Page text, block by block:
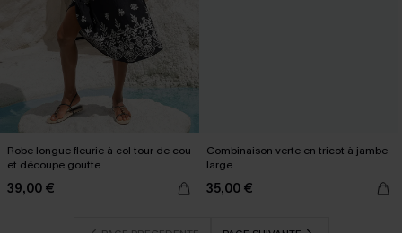
Robe longue fleurie à col tour de cou
et découpe goutte
39,00 €
Combinaison verte en tricot à jambe
large
35,00 €